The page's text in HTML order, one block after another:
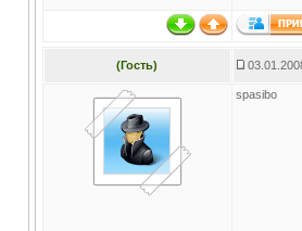
(Гость)
spasibo